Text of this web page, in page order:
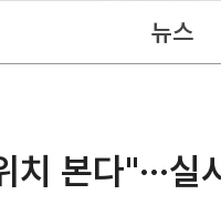
뉴스
본다"···실